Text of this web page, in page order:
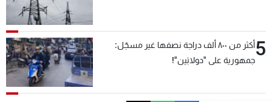
5
أكثر من ٨٠٠ ألف دراجة نصفها غير مسجّل:
جمهورية على "دولابَين"!